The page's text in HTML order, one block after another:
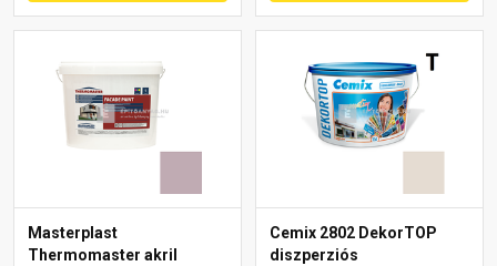
Masterplast
Thermomaster akril
Cemix 2802 DekorTOP
diszperziós